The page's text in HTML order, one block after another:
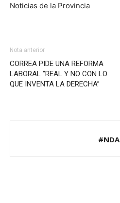
Noticias de la Provincia
Nota anterior
CORREA PIDE UNA REFORMA
LABORAL “REAL Y NO CON LO
QUE INVENTA LA DERECHA”
#NDA